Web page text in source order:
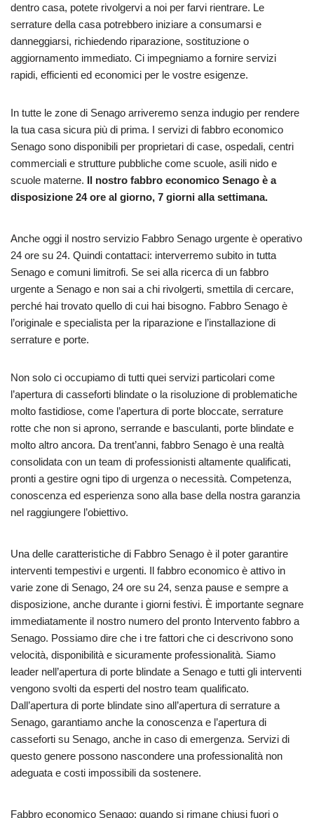
dentro casa, potete rivolgervi a noi per farvi rientrare. Le
serrature della casa potrebbero iniziare a consumarsi e
danneggiarsi, richiedendo riparazione, sostituzione o
aggiornamento immediato. Ci impegniamo a fornire servizi
rapidi, efficienti ed economici per le vostre esigenze.
In tutte le zone di Senago arriveremo senza indugio per rendere
la tua casa sicura più di prima. I servizi di fabbro economico
Senago sono disponibili per proprietari di case, ospedali, centri
commerciali e strutture pubbliche come scuole, asili nido e
scuole materne. Il nostro fabbro economico Senago è a
disposizione 24 ore al giorno, 7 giorni alla settimana.
Anche oggi il nostro servizio Fabbro Senago urgente è operativo
24 ore su 24. Quindi contattaci: interverremo subito in tutta
Senago e comuni limitrofi. Se sei alla ricerca di un fabbro
urgente a Senago e non sai a chi rivolgerti, smettila di cercare,
perché hai trovato quello di cui hai bisogno. Fabbro Senago è
l’originale e specialista per la riparazione e l’installazione di
serrature e porte.
Non solo ci occupiamo di tutti quei servizi particolari come
l’apertura di casseforti blindate o la risoluzione di problematiche
molto fastidiose, come l’apertura di porte bloccate, serrature
rotte che non si aprono, serrande e basculanti, porte blindate e
molto altro ancora. Da trent’anni, fabbro Senago è una realtà
consolidata con un team di professionisti altamente qualificati,
pronti a gestire ogni tipo di urgenza o necessità. Competenza,
conoscenza ed esperienza sono alla base della nostra garanzia
nel raggiungere l’obiettivo.
Una delle caratteristiche di Fabbro Senago è il poter garantire
interventi tempestivi e urgenti. Il fabbro economico è attivo in
varie zone di Senago, 24 ore su 24, senza pause e sempre a
disposizione, anche durante i giorni festivi. È importante segnare
immediatamente il nostro numero del pronto Intervento fabbro a
Senago. Possiamo dire che i tre fattori che ci descrivono sono
velocità, disponibilità e sicuramente professionalità. Siamo
leader nell’apertura di porte blindate a Senago e tutti gli interventi
vengono svolti da esperti del nostro team qualificato.
Dall’apertura di porte blindate sino all’apertura di serrature a
Senago, garantiamo anche la conoscenza e l’apertura di
casseforti su Senago, anche in caso di emergenza. Servizi di
questo genere possono nascondere una professionalità non
adeguata e costi impossibili da sostenere.
Fabbro economico Senago: quando si rimane chiusi fuori o